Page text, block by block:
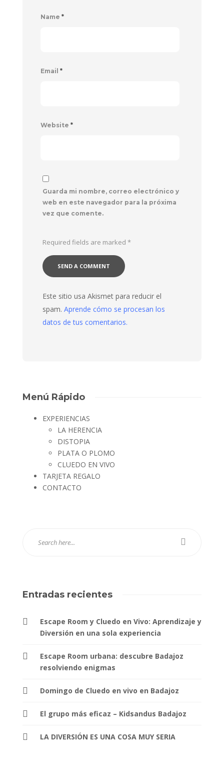
Name *
Email *
Website *
Guarda mi nombre, correo electrónico y
web en este navegador para la próxima
vez que comente.
Required fields are marked *
Este sitio usa Akismet para reducir el
spam. Aprende cómo se procesan los
datos de tus comentarios.
Menú Rápido
EXPERIENCIAS
LA HERENCIA
DISTOPIA
PLATA O PLOMO
CLUEDO EN VIVO
TARJETA REGALO
CONTACTO
Entradas recientes
Escape Room y Cluedo en Vivo: Aprendizaje y
Diversión en una sola experiencia
Escape Room urbana: descubre Badajoz
resolviendo enigmas
Domingo de Cluedo en vivo en Badajoz
El grupo más eficaz – Kidsandus Badajoz
LA DIVERSIÓN ES UNA COSA MUY SERIA